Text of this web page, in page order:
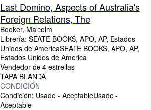
Last Domino, Aspects of Australia's
Foreign Relations, The
Booker, Malcolm
Librería: SEATE BOOKS, APO, AP, Estados
Unidos de AmericaSEATE BOOKS, APO, AP,
Estados Unidos de America
Vendedor de 4 estrellas
TAPA BLANDA
CONDICIÓN
Condición: Usado - AceptableUsado -
Aceptable